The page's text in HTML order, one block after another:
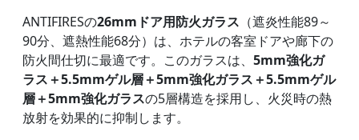
ANTIFIRESの26mmドア用防火ガラス （遮炎性能89～
90分、遮熱性能68分）は、ホテルの客室ドアや廊下の
防火間仕切に最適です。このガラスは、 5mm強化ガ
ラス＋5.5mmゲル層＋5mm強化ガラス＋5.5mmゲル
層＋5mm強化ガラスの5層構造を採用し、火災時の熱
放射を効果的に抑制します。